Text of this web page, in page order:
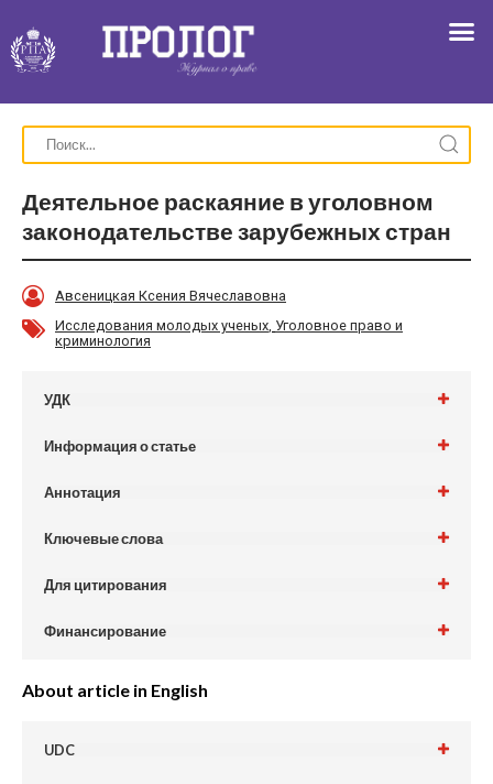
Деятельное раскаяние в уголовном
законодательстве зарубежных стран
Авсеницкая Ксения Вячеславовна
Исследования молодых ученых Уголовное право и
криминология
УДК
Информация о статье
Аннотация
Ключевые слова
Для цитирования
Финансирование
About article in English
UDC